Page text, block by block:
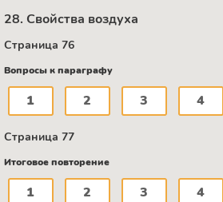
28. Свойства воздуха
Страница 76
Вопросы к параграфу
1 2 3 4
Страница 77
Итоговое повторение
1 2 3 4